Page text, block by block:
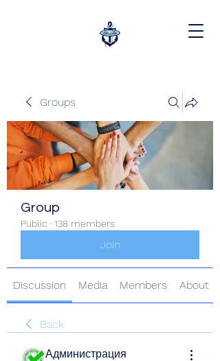
Groups
Group
Public · 138 members
Join
Discussion Media Members About
Back
Администрация